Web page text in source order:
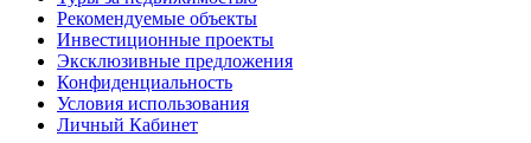
Рекомендуемые объекты
Инвестиционные проекты
Эксклюзивные предложения
Конфиденциальность
Условия использования
Личный Кабинет